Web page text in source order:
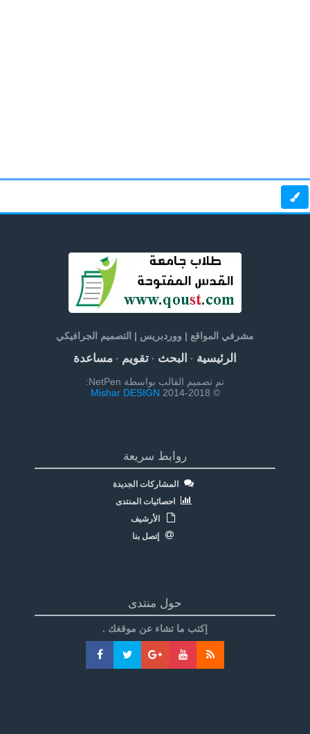
مشرفي المواقع | ووردبريس | التصميم الجرافيكي
الرئيسية· البحث· تقويم· مساعدة
تم تصميم القالب بواسطة NetPen:
© 2014-2018
Mishar DESIGN
روابط سريعة
المشاركات الجديدة
احصائيات المنتدى
الأرشيف
إتصل بنا
حول منتدى
إكتب ما تشاء عن موقغك .